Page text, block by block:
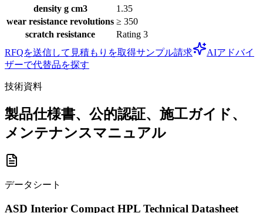
density g cm3
1.35
wear resistance revolutions ≥ 350
scratch resistance
Rating 3
RFQを送信して見積もりを取得サンプル請求
AIアドバイ
ザーで代替品を探す
技術資料
製品仕様書、公的認証、施工ガイド、
メンテナンスマニュアル
データシート
ASD Interior Compact HPL Technical Datasheet